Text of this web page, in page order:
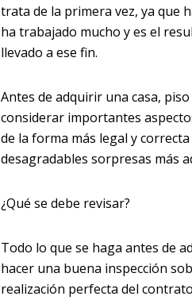
trata de la primera vez, ya que
ha trabajado mucho y es el
llevado a ese fin.
Antes de adquirir una casa,
considerar importantes
de la forma más legal y
desagradables sorpresas más
¿Qué se debe revisar?
Todo lo que se haga antes de
hacer una buena inspección
realización perfecta del